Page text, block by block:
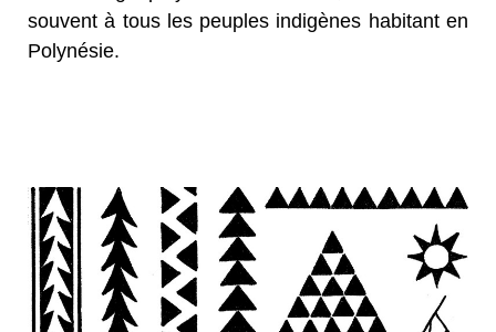
souvent à tous les peuples indigènes habitant en
Polynésie.